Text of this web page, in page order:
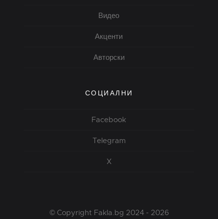
Видео
Акценти
Авторски
СОЦИАЛНИ
Facebook
Telegram
X
© Copyright Fakla.bg 2024 - 2026